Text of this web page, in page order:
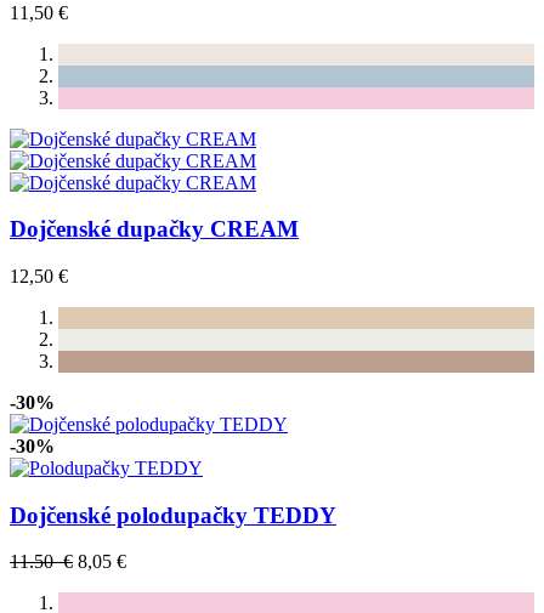
11,50 €
Dojčenské dupačky CREAM
12,50 €
-30%
-30%
Dojčenské polodupačky TEDDY
11.50 € 8,05 €